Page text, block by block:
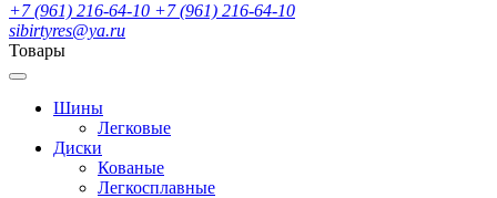
+7 (961) 216-64-10 +7 (961) 216-64-10
sibirtyres@ya.ru
Товары
Шины
Легковые
Диски
Кованые
Легкосплавные